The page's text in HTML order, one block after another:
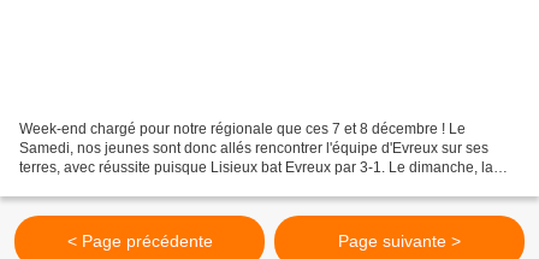
Week-end chargé pour notre régionale que ces 7 et 8 décembre ! Le
Samedi, nos jeunes sont donc allés rencontrer l'équipe d'Evreux sur ses
terres, avec réussite puisque Lisieux bat Evreux par 3-1. Le dimanche, la
< Page précédente Page suivante >